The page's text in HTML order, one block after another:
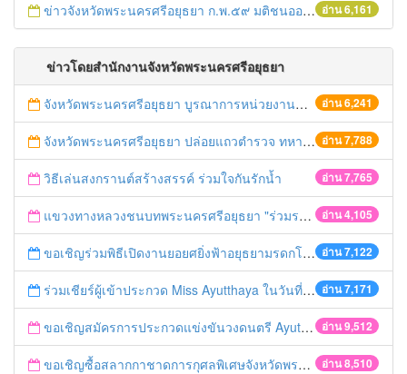
อ่าน 6,161
ข่าวจังหวัดพระนครศรีอยุธยา ก.พ.๕๙ มติชนออนไลน์
ข่าวโดยสำนักงานจังหวัดพระนครศรีอยุธยา
อ่าน 6,241
จังหวัดพระนครศรีอยุธยา บูรณาการหน่วยงานที่เกี่ยวข้อง ลงพื้นที่จัดระเบียบและดำเนินมาตรการตามบทลงโทษสูงสุดกับผู้ประกอบการร้านค้าที่ยังฝ่าฝืนตั้งร้านค้ารุกล้ำเขตพื้นที่ทางหลวง เตรียมความปลอดภัยก่อนเทศกาลสงกรานต์
อ่าน 7,788
จังหวัดพระนครศรีอยุธยา ปล่อยแถวตำรวจ ทหาร ฝ่ายปกครอง กว่า 100 นาย ตรวจเข้มท่ารถสาธารณะ สถานีขนส่งรถโดยสาร วินรถตู้ และสถานีรถไฟ เตรียมรับมือเทศกาลสงกรานต์
อ่าน 7,765
วิธีเล่นสงกรานต์สร้างสรรค์ ร่วมใจกันรักน้ำ
อ่าน 4,105
แขวงทางหลวงชนบทพระนครศรีอยุธยา "ร่วมรณรงค์ ขับช้า เปิดไฟหน้า คาดเข็มขัด" เทศกาลสงกรานต์ ปี 2561
อ่าน 7,122
ขอเชิญร่วมพิธีเปิดงานยอยศยิ่งฟ้าอยุธยามรดกโลก
อ่าน 7,171
ร่วมเชียร์ผู้เข้าประกวด Miss Ayutthaya ในวันที่ 15 ธันวาคม 2560
อ่าน 9,512
ขอเชิญสมัครการประกวดแข่งขันวงดนตรี Ayutthaya battle of the bands
อ่าน 8,510
ขอเชิญซื้อสลากกาชาดการกุศลพิเศษจังหวัดพระนครศรีอยุธยา 2560